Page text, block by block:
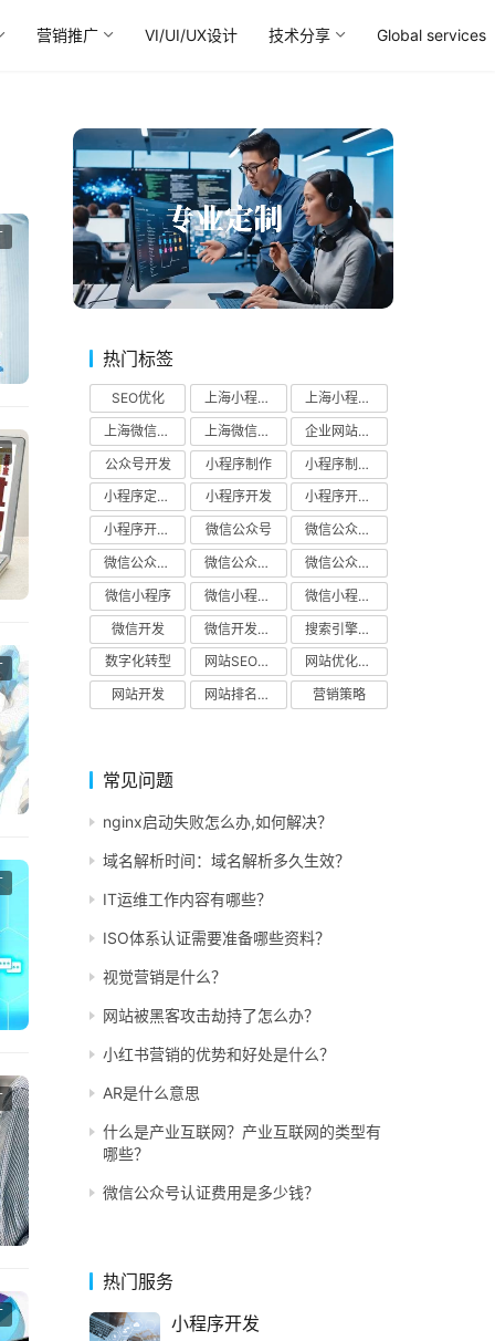
营销推广 VI/UI/UX设计 技术分享 Global services
热门标签
SEO优化 上海小程序制作公司
上海小程序开发公司
上海微信公众号开发
上海微信小程序开发公司
企业网站SEO优化
公众号开发
小程序制作
小程序制作公司
小程序定制开发
小程序开发
小程序开发公司
小程序开发解决方案
微信公众号
微信公众号开发
微信公众号开发公司
微信公众号开发解决方案
微信公众平台
微信小程序
微信小程序开发
微信小程序开发解决方案
微信开发
微信开发公司
搜索引擎优化
数字化转型
网站SEO优化
网站优化公司
网站开发
网站排名优化 营销策略
常见问题
nginx启动失败怎么办,如何解决？
域名解析时间：域名解析多久生效？
IT运维工作内容有哪些？
ISO体系认证需要准备哪些资料？
视觉营销是什么？
网站被黑客攻击劫持了怎么办？
小红书营销的优势和好处是什么？
AR是什么意思
什么是产业互联网？产业互联网的类型有
哪些？
微信公众号认证费用是多少钱？
热门服务
小程序开发